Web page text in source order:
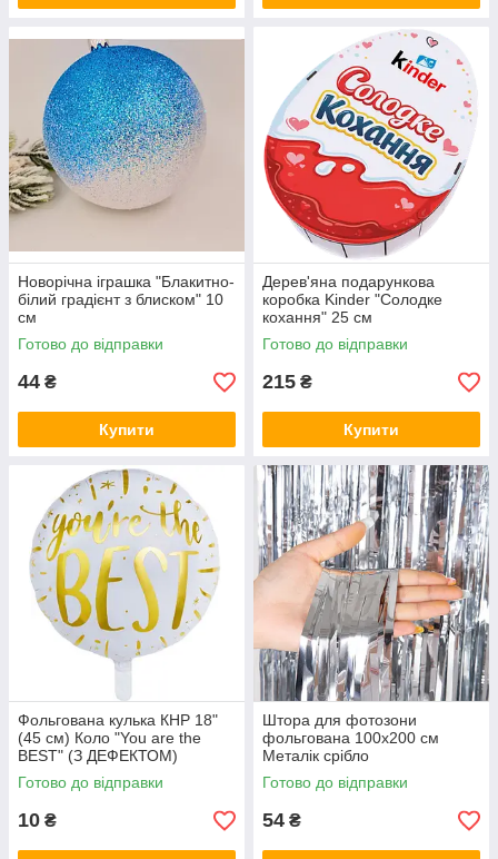
Новорічна іграшка "Блакитно-
білий градієнт з блиском" 10
см
Готово до відправки
44 ₴
Купити
Дерев'яна подарункова
коробка Kinder "Солодке
кохання" 25 см
Готово до відправки
215 ₴
Купити
Фольгована кулька КНР 18"
(45 см) Коло "You are the
BEST" (З ДЕФЕКТОМ)
Готово до відправки
10 ₴
Штора для фотозони
фольгована 100х200 см
Металік срібло
Готово до відправки
54 ₴